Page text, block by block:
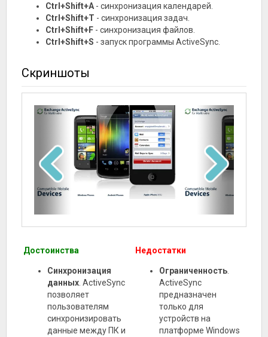
Ctrl+Shift+A - синхронизация календарей.
Ctrl+Shift+T - синхронизация задач.
Ctrl+Shift+F - синхронизация файлов.
Ctrl+Shift+S - запуск программы ActiveSync.
Скриншоты
Достоинства
Синхронизация
данных . ActiveSync
позволяет
пользователям
синхронизировать
данные между ПК и
Недостатки
Ограниченность
ActiveSync
предназначен
только для
устройств на
платформе Windows